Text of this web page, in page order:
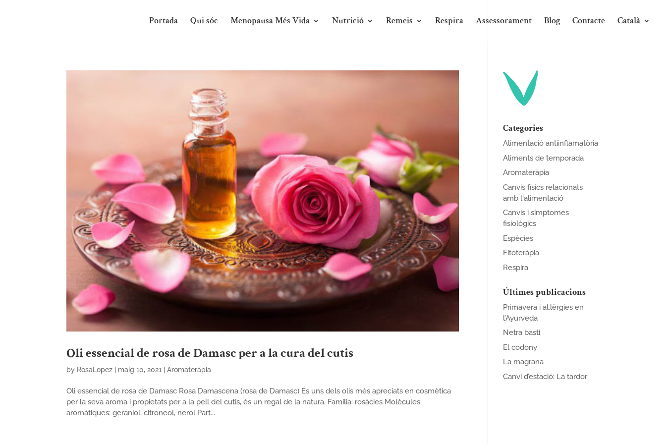
Portada Qui sóc Menopausa Més Vida Nutrició Remeis Respira Assessorament Blog Contacte Català
Oli essencial de rosa de Damasc per a la cura del cutis
by RosaLopez maig 10, 2021 |Aromateràpia
Oli essencial de rosa de Damasc Rosa Damascena (rosa de Damasc) És uns dels olis més apreciats en cosmètica
per la seva aroma i propietats per a la pell del cutis, és un regal de la natura. Família: rosàcies Molècules
aromàtiques: geraniol, citroneol, nerol Part...
Categories
Alimentació antiinflamatòria
Aliments de temporada
Aromateràpia
Canvis físics relacionats
amb l'alimentació
Canvis i símptomes
fisiològics
Espècies
Fitoteràpia
Respira
Últimes publicacions
Primavera i al.lèrgies en
l’Ayurveda
Netra basti
El codony
La magrana
Canvi d’estació: La tardor